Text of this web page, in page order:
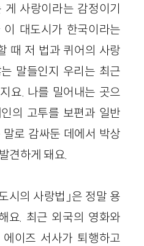
사랑이라는 감정이기
대도시가 한국이라는
때 저 법과 퀴어의 사랑
말들인지 우리는 최근
요. 나를 밀어내는 곳으
의 고투를 보편과 일반
말로 감싸둔 데에서 박상
견하게 돼요.
시의 사랑법」은 정말 용
요. 최근 외국의 영화와
이즈 서사가 퇴행하고